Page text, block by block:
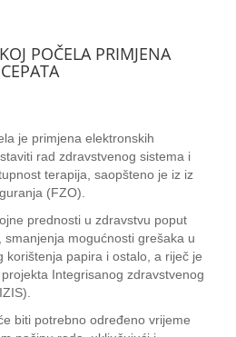
POČELA PRIMJENA
je primjena elektronskih
rad zdravstvenog sistema i
terapija, saopšteno je iz iz
(FZO).
prednosti u zdravstvu poput
smanjenja mogućnosti grešaka u
korištenja papira i ostalo, a riječ je
Integrisanog zdravstvenog
biti potrebno određeno vrijeme